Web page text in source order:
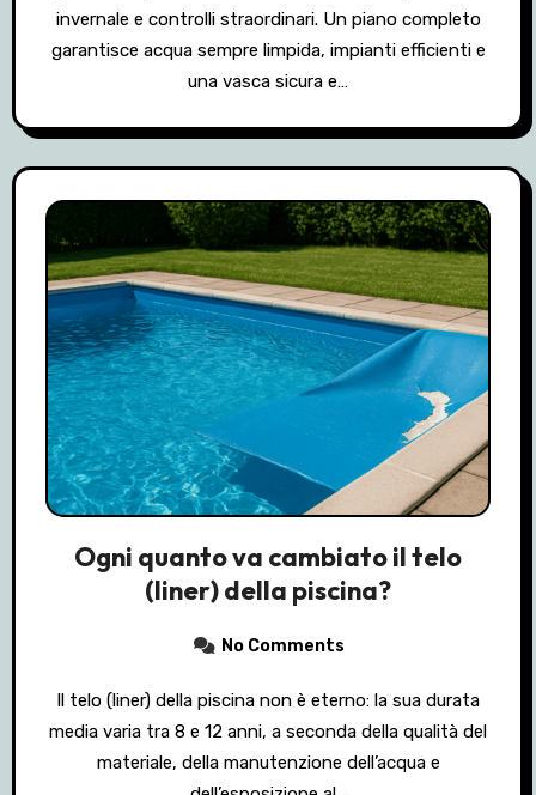
invernale e controlli straordinari. Un piano completo
garantisce acqua sempre limpida, impianti efficienti e
una vasca sicura e…
Ogni quanto va cambiato il telo
(liner) della piscina?
No Comments
Il telo (liner) della piscina non è eterno: la sua durata
media varia tra 8 e 12 anni, a seconda della qualità del
materiale, della manutenzione dell’acqua e